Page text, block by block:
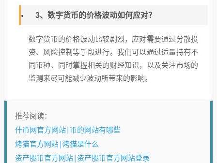
3、数字货币的价格波动如何应对？
数字货币的价格波动比较剧烈，应对需要通过分散投
资、风险控制等手段进行。我们可以通过适量持有不
同币种、同时掌握相关的财经知识，以及关注市场的
监测来尽可能减少波动所带来的影响。
推荐阅读：
什币网官方网站|币的网站有哪些
烤猫官方网站|烤猫是什么
资产股币官方网站|资产股币官方网站登录